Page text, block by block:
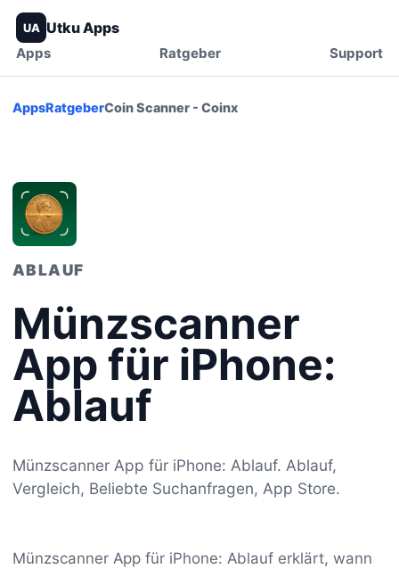
UA Utku Apps
Apps Ratgeber Support
AppsRatgeberCoin Scanner - Coinx
ABLAUF
Münzscanner
App für iPhone:
Ablauf
Münzscanner App für iPhone: Ablauf. Ablauf,
Vergleich, Beliebte Suchanfragen, App Store.
Münzscanner App für iPhone: Ablauf erklärt, wann